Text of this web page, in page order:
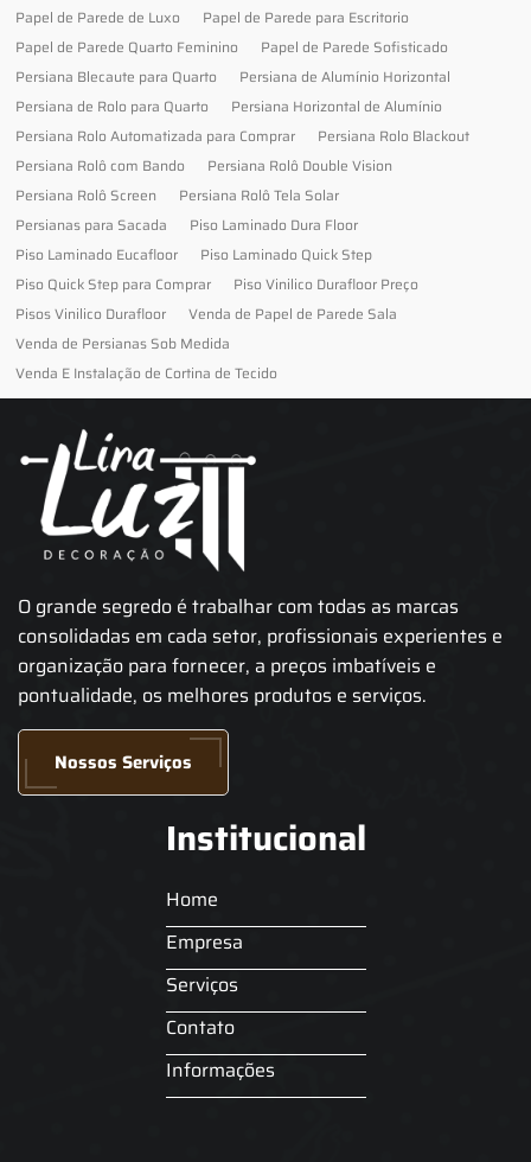
Papel de Parede de Luxo
Papel de Parede para Escritorio
Papel de Parede Quarto Feminino
Papel de Parede Sofisticado
Persiana Blecaute para Quarto
Persiana de Alumínio Horizontal
Persiana de Rolo para Quarto
Persiana Horizontal de Alumínio
Persiana Rolo Automatizada para Comprar
Persiana Rolo Blackout
Persiana Rolô com Bando
Persiana Rolô Double Vision
Persiana Rolô Screen
Persiana Rolô Tela Solar
Persianas para Sacada
Piso Laminado Dura Floor
Piso Laminado Eucafloor
Piso Laminado Quick Step
Piso Quick Step para Comprar
Piso Vinilico Durafloor Preço
Pisos Vinilico Durafloor
Venda de Papel de Parede Sala
Venda de Persianas Sob Medida
Venda E Instalação de Cortina de Tecido
O grande segredo é trabalhar com todas as marcas
consolidadas em cada setor, profissionais experientes e
organização para fornecer, a preços imbatíveis e
pontualidade, os melhores produtos e serviços.
Nossos Serviços
Institucional
Home
Empresa
Serviços
Contato
Informações